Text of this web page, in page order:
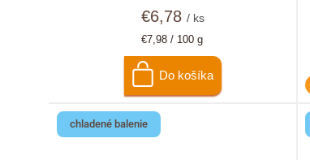
€6,78 / ks
Jednotková
€7,98 / 100 g
Do košíka
chladené balenie